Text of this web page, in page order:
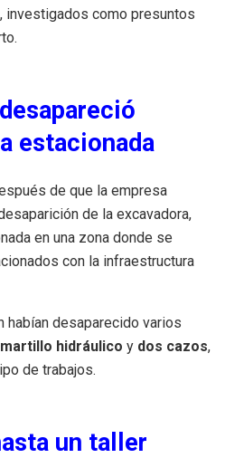
, investigados como presuntos
estacionada
de que la empresa
de la excavadora,
en una zona donde se
con la infraestructura
habían desaparecido varios
martillo hidráulico y dos cazos,
de trabajos.
un taller